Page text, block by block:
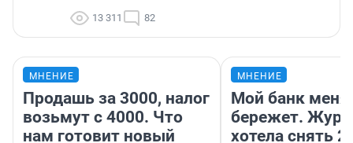
13 311 82
МНЕНИЕ
Продашь за 3000, налог
возьмут с 4000. Что
нам готовит новый
МНЕНИЕ
Мой банк меня
бережет.
хотела снять